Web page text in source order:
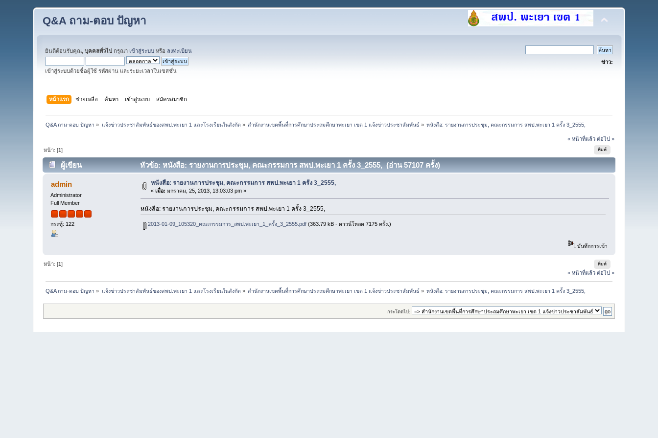
Q&A ถาม-ตอบ ปัญหา
ยินดีต้อนรับคุณ,บุคคลทั่วไป กรุณา เข้าสู่ระบบ หรือ ลงทะเบียน
เข้าสู่ระบบด้วยชื่อผู้ใช้ รหัสผ่าน และระยะเวลาในเซสชั่น
ข่าว:
หน้าแรก ช่วยเหลือ ค้นหา เข้าสู่ระบบ สมัครสมาชิก
Q&A ถาม-ตอบ ปัญหา » แจ้งข่าวประชาสัมพันธ์ของสพป.พะเยา 1 และโรงเรียนในสังกัด » สำนักงานเขตพื้นที่การศึกษาประถมศึกษาพะเยา เขต 1 แจ้งข่าวประชาสัมพันธ์ » หนังสือ: รายงานการประชุม, คณะกรรมการ สพป.พะเยา 1 ครั้ง 3_2555,
« หน้าที่แล้ว ต่อไป »
พิมพ์
หน้า: [1]
ผู้เขียน หัวข้อ: หนังสือ: รายงานการประชุม, คณะกรรมการ สพป.พะเยา 1 ครั้ง 3_2555, (อ่าน 57107 ครั้ง)
admin
Administrator
Full Member
กระทู้: 122
หนังสือ: รายงานการประชุม, คณะกรรมการ สพป.พะเยา 1 ครั้ง 3_2555,
«เมื่อ: มกราคม, 25, 2013, 13:03:03 pm »
หนังสือ: รายงานการประชุม, คณะกรรมการ สพป.พะเยา 1 ครั้ง 3_2555,
2013-01-09_105320_คณะกรรมการ_สพป.พะเยา_1_ครั้ง_3_2555.pdf (363.79 kB - ดาวน์โหลด 7175 ครั้ง.)
บันทึกการเข้า
พิมพ์
หน้า: [1]
« หน้าที่แล้ว ต่อไป »
Q&A ถาม-ตอบ ปัญหา » แจ้งข่าวประชาสัมพันธ์ของสพป.พะเยา 1 และโรงเรียนในสังกัด » สำนักงานเขตพื้นที่การศึกษาประถมศึกษาพะเยา เขต 1 แจ้งข่าวประชาสัมพันธ์ » หนังสือ: รายงานการประชุม, คณะกรรมการ สพป.พะเยา 1 ครั้ง 3_2555,
กระโดดไป: